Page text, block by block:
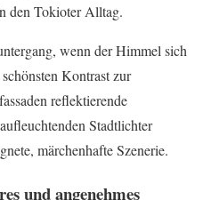
den Tokioter Alltag.
wenn der Himmel sich
Kontrast zur
reflektierende
Stadtlichter
märchenhafte Szenerie.
und angenehmes